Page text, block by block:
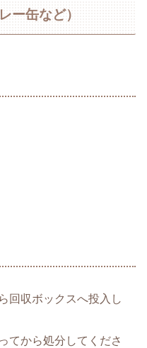
ー缶など）
回収ボックスへ投入し
てから処分してくださ